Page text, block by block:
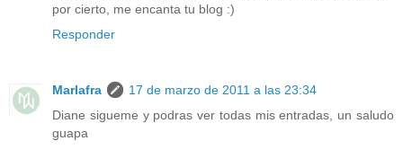
por cierto, me encanta tu blog :)
Responder
Marlafra
17 de marzo de 2011 a las 23:34
Diane sigueme y podras ver todas mis entradas, un saludo
guapa